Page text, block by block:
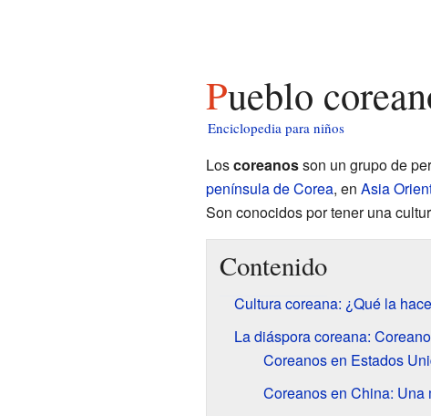
Pueblo
Enciclopedia para niños
Loscoreanosson un grupo de
península de Corea, en Asia
Son conocidos por tener una
Contenido
Cultura coreana: ¿Qué la
La diáspora coreana:
Coreanos en Estados
Coreanos en China: Una